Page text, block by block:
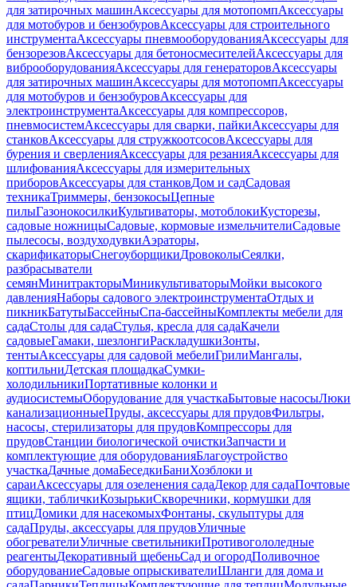
для затирочных машинАксессуары для мотопомпАксессуары
для мотобуров и бензобуровАксессуары для строительного
инструментаАксессуары пневмооборудованияАксессуары для
бензорезовАксессуары для бетоносмесителейАксессуары для
виброоборудованияАксессуары для генераторовАксессуары
для затирочных машинАксессуары для мотопомпАксессуары
для мотобуров и бензобуровАксессуары для
электроинструментаАксессуары для компрессоров,
пневмосистемАксессуары для сварки, пайкиАксессуары для
станковАксессуары для стружкоотсосовАксессуары для
бурения и сверленияАксессуары для резанияАксессуары для
шлифованияАксессуары для измерительных
приборовАксессуары для станковДом и садСадовая
техникаТриммеры, бензокосыЦепные
пилыГазонокосилкиКультиваторы, мотоблокиКусторезы,
садовые ножницыСадовые, кормовые измельчителиСадовые
пылесосы, воздуходувкиАэраторы,
скарификаторыСнегоуборщикиДровоколыСеялки,
разбрасыватели
семянМинитракторыМиникультиваторыМойки высокого
давленияНаборы садового электроинструментаОтдых и
пикникБатутыБассейныСпа-бассейныКомплекты мебели для
садаСтолы для садаСтулья, кресла для садаКачели
садовыеГамаки, шезлонгиРаскладушкиЗонты,
тентыАксессуары для садовой мебелиГрилиМангалы,
коптильниДетская площадкаСумки-
холодильникиПортативные колонки и
аудиосистемыОборудование для участкаБытовые насосыЛюки
канализационныеПруды, аксессуары для прудовФильтры,
насосы, стерилизаторы для прудовКомпрессоры для
прудовСтанции биологической очисткиЗапчасти и
комплектующие для оборудованияБлагоустройство
участкаДачные домаБеседкиБаниХозблоки и
сараиАксессуары для озеленения садаДекор для садаПочтовые
ящики, табличкиКозырькиСкворечники, кормушки для
птицДомики для насекомыхФонтаны, скульптуры для
садаПруды, аксессуары для прудовУличные
обогревателиУличные светильникиПротивогололедные
реагентыДекоративный щебеньСад и огородПоливочное
оборудованиеСадовые опрыскивателиШланги для дома и